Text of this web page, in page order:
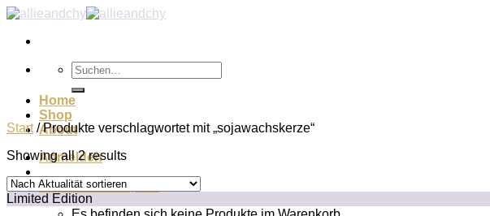
Zum
springen
Suchen
nach:
Home
Shop
About
Anmelden
Warenkorb /€0,00
Start /Produkte verschlagwortet mit „sojawachskerze“
Showing all 2 results
Limited Edition